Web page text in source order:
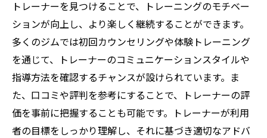
トレーナーを見つけることで、トレーニングのモチベー
ションが向上し、より楽しく継続することができます。
多くのジムでは初回カウンセリングや体験トレーニング
を通じて、トレーナーのコミュニケーションスタイルや
指導方法を確認するチャンスが設けられています。ま
た、口コミや評判を参考にすることで、トレーナーの評
価を事前に把握することも可能です。トレーナーが利用
者の目標をしっかり理解し、それに基づき適切なアドバ